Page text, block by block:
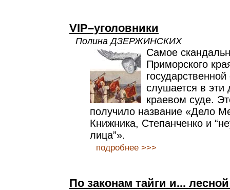
VIP–уголовники
Полина ДЗЕРЖИНСКИХ
Самое
Приморского
слушается в
краевом суде.
получило название «Дело
Книжника, Степанченко и
лица”».
подробнее >>>
По законам тайги и...